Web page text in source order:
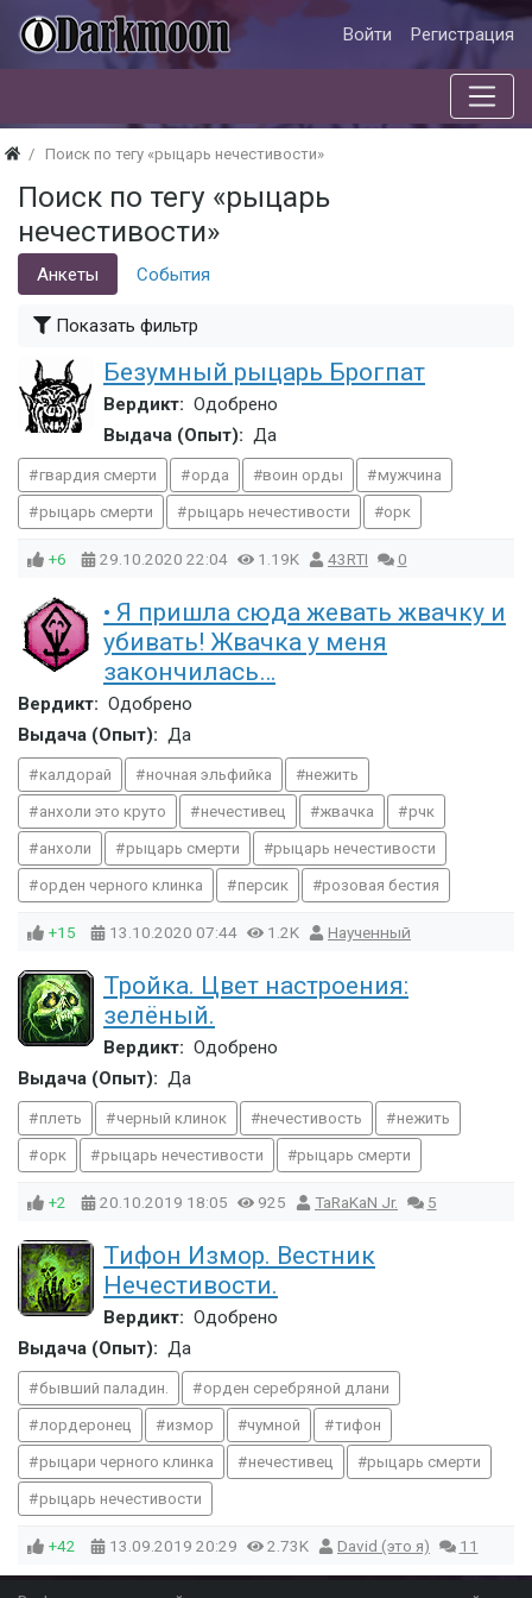
Войти Регистрация
Поиск по тегу «рыцарь нечестивости»
Поиск по тегу «рыцарь
нечестивости»
Анкеты События
Показать фильтр
Безумный рыцарь Брогпат
Вердикт: Одобрено
Выдача (Опыт): Да
гвардия смерти орда воин орды мужчина
рыцарь смерти рыцарь нечестивости орк
+6 29.10.2020 22:04 1.19K 43RTI 0
• Я пришла сюда жевать жвачку и
убивать! Жвачка у меня
закончилась…
Вердикт: Одобрено
Выдача (Опыт): Да
калдорай ночная эльфийка нежить
анхоли это круто нечестивец жвачка рчк
анхоли рыцарь смерти рыцарь нечестивости
орден черного клинка персик розовая бестия
+15 13.10.2020 07:44 1.2K Наученный
Тройка. Цвет настроения:
зелёный.
Вердикт: Одобрено
Выдача (Опыт): Да
плеть черный клинок нечестивость нежить
орк рыцарь нечестивости рыцарь смерти
+2 20.10.2019 18:05 925 TaRaKaN Jr. 5
Тифон Измор. Вестник
Нечестивости.
Вердикт: Одобрено
Выдача (Опыт): Да
бывший паладин. орден серебряной длани
лордеронец измор чумной тифон
рыцари черного клинка нечестивец рыцарь смерти
рыцарь нечестивости
+42 13.09.2019 20:29 2.73K David (это я) 11